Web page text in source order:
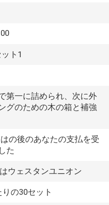
ト1
第一に詰められ、次に外
グのための木の箱と補強
の後のあなたの支払を受
た
ウェスタンユニオン
の30セット